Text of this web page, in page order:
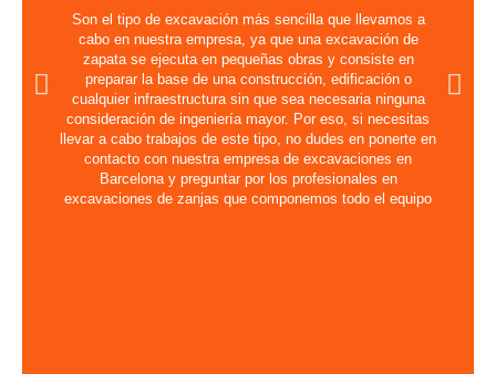
Son el tipo de excavación más sencilla que llevamos a
cabo en nuestra empresa, ya que una excavación de
zapata se ejecuta en pequeñas obras y consiste en
preparar la base de una construcción, edificación o
cualquier infraestructura sin que sea necesaria ninguna
consideración de ingeniería mayor. Por eso, si necesitas
llevar a cabo trabajos de este tipo, no dudes en ponerte en
contacto con nuestra empresa de excavaciones en
Barcelona y preguntar por los profesionales en
excavaciones de zanjas que componemos todo el equipo